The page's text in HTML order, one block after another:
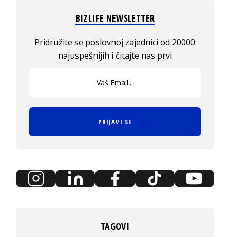
BIZLIFE NEWSLETTER
Pridružite se poslovnoj zajednici od 20000
najuspešnijih i čitajte nas prvi
PRIJAVI SE
TAGOVI